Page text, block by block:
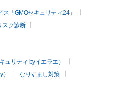
「GMOセキュリティ24」
スク診断
ュリティ byイエラエ）
なりすまし対策